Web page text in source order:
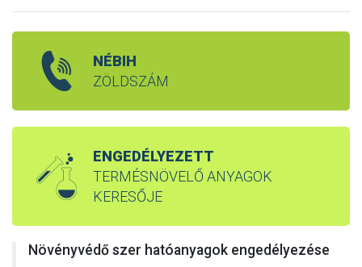
NÉBIH
ZÖLDSZÁM
ENGEDÉLYEZETT
TERMÉSNÖVELŐ ANYAGOK
KERESŐJE
Növényvédő szer hatóanyagok engedélyezése